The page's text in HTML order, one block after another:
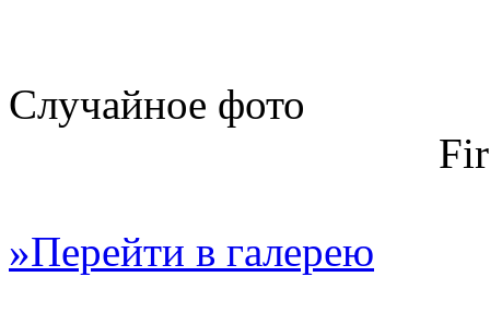
Случайное фото
»Перейти в галерею